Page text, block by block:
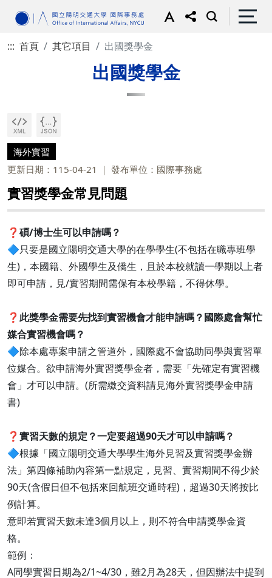
::: 首頁 其它項目 出國獎學金
出國獎學金
海外實習
更新日期：115-04-21
發布單位：國際事務處
實習獎學金常見問題
❓ 碩/博士生可以申請嗎？
🔷只要是國立陽明交通大學的在學學生(不包括在職專班學
生)，本國籍、外國學生及僑生，且於本校就讀一學期以上者
即可申請，見/實習期間需保有本校學籍，不得休學。
❓ 此獎學金需要先找到實習機會才能申請嗎？國際處會幫忙
媒合實習機會嗎？
🔷除本處專案申請之管道外，國際處不會協助同學與實習單
位媒合。欲申請海外實習獎學金者，需要­「先確定有實習機
會」才可以申請。(所需繳交資料請見海外實習獎學金申請
書)
❓ 實習天數的規定？一定要超過90天才可以申請嗎？
🔷根據「國立陽明交通大學學生海外見習及實習獎學金辦
法」第四條補助內容第一點規定，見習、實習期間不得少於
90天(含假日但不包括來回航班交通時程)，超過30天將按比
例計算。
意即若實習天數未達3個月以上，則不符合申請獎學金資
格。
範例：
A同學實習日期為2/1~4/30，雖2月為28天，但因辦法中提到